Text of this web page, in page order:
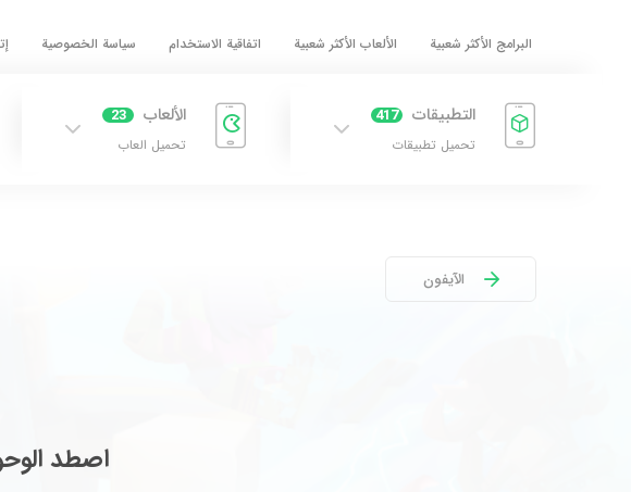
البرامج الأكثر شعبية الألعاب الأكثر شعبية اتفاقية الاستخدام سياسة الخصوصية
التطبيقات 417
تحميل تطبيقات
الألعاب 23
تحميل العاب
الآيفون
اصطد